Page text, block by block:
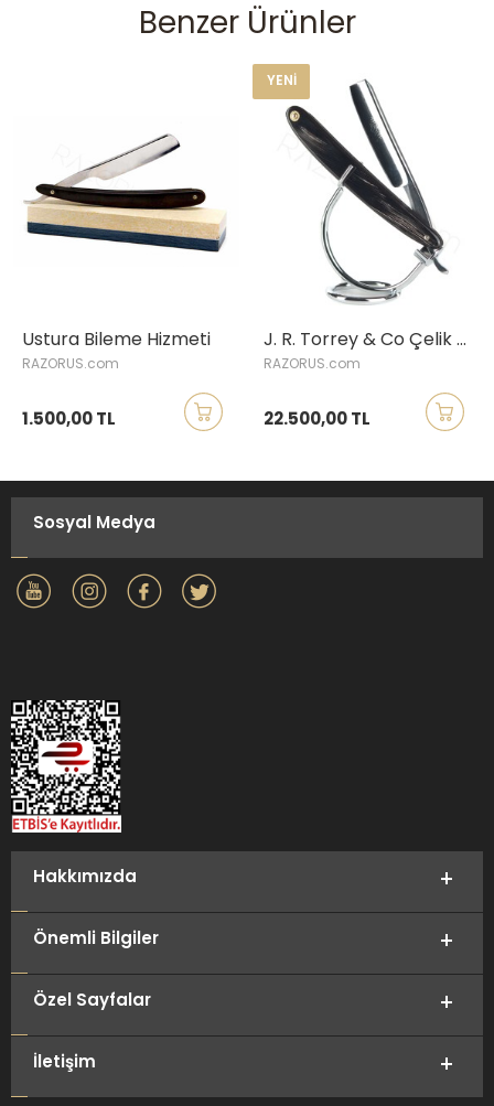
Benzer Ürünler
Ustura Bileme Hizmeti
RAZORUS.com
1.500,00 TL
YENI
J. R. Torrey & Co Çelik Ustura, Manda Boynuzu Saplı
RAZORUS.com
22.500,00 TL
Sosyal Medya
Hakkımızda
Önemli Bilgiler
Özel Sayfalar
İletişim